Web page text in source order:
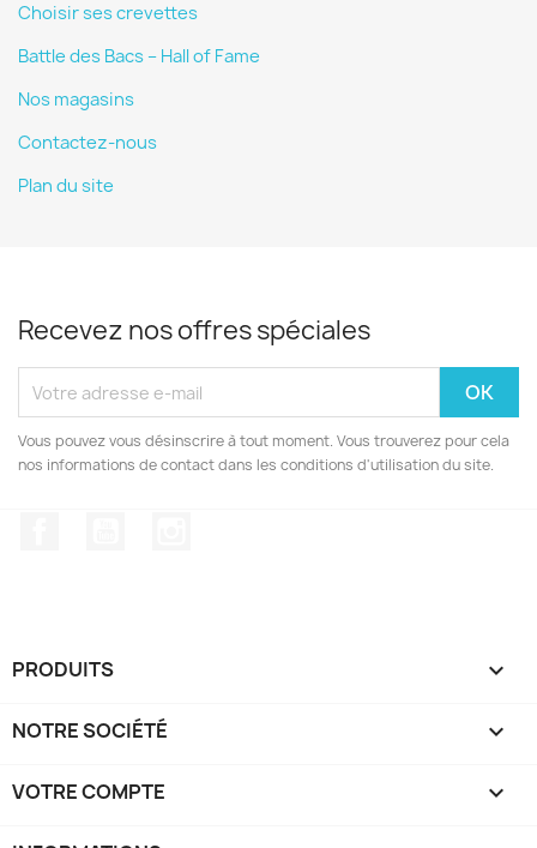
Choisir ses crevettes
Battle des Bacs – Hall of Fame
Nos magasins
Contactez-nous
Plan du site
Recevez nos offres spéciales
Vous pouvez vous désinscrire à tout moment. Vous trouverez pour cela
nos informations de contact dans les conditions d'utilisation du site.
PRODUITS 
NOTRE SOCIÉTÉ 
VOTRE COMPTE 